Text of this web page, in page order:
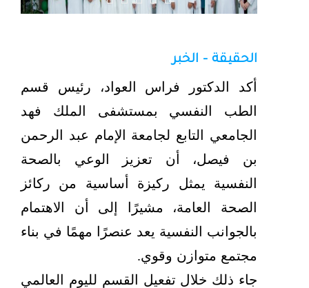
الحقيقة - الخبر
أكد الدكتور فراس العواد، رئيس قسم
الطب النفسي بمستشفى الملك فهد
الجامعي التابع لجامعة الإمام عبد الرحمن
بن فيصل، أن تعزيز الوعي بالصحة
النفسية يمثل ركيزة أساسية من ركائز
الصحة العامة، مشيرًا إلى أن الاهتمام
بالجوانب النفسية يعد عنصرًا مهمًا في بناء
مجتمع متوازن وقوي.
جاء ذلك خلال تفعيل القسم لليوم العالمي